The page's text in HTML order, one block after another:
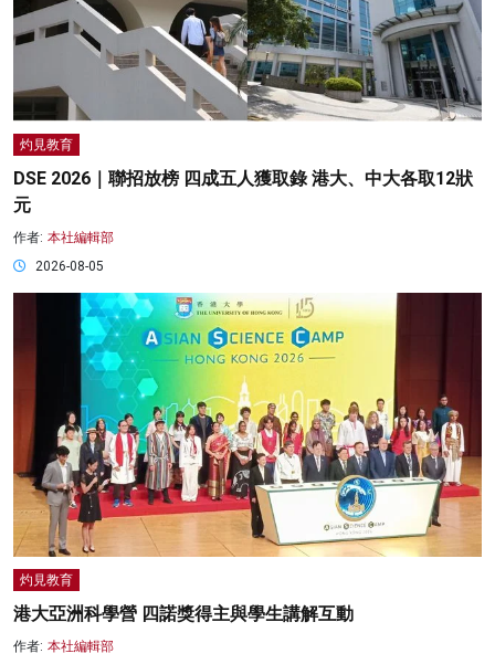
灼見教育
DSE 2026｜聯招放榜 四成五人獲取錄 港大、中大各取12狀
元
作者: 本社編輯部
2026-08-05
灼見教育
港大亞洲科學營 四諾獎得主與學生講解互動
作者: 本社編輯部